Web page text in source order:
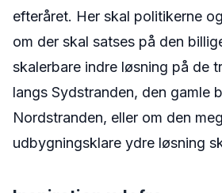
efteråret. Her skal politikerne
om der skal satses på den
skalerbare indre løsning på de
langs Sydstranden, den gamle
Nordstranden, eller om den
udbygningsklare ydre løsning